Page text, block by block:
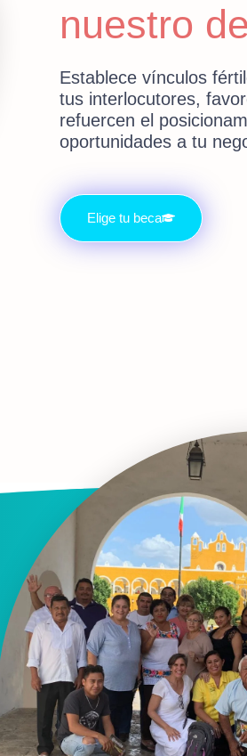
nuestro
Establece vínculos
tus interlocutores,
refuercen el
oportunidades a tu
Elige tu beca